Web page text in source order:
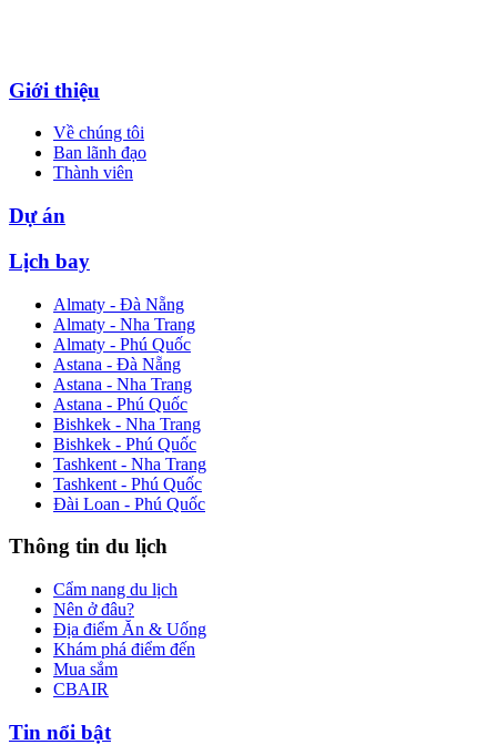
Giới thiệu
Về chúng tôi
Ban lãnh đạo
Thành viên
Dự án
Lịch bay
Almaty - Đà Nẵng
Almaty - Nha Trang
Almaty - Phú Quốc
Astana - Đà Nẵng
Astana - Nha Trang
Astana - Phú Quốc
Bishkek - Nha Trang
Bishkek - Phú Quốc
Tashkent - Nha Trang
Tashkent - Phú Quốc
Đài Loan - Phú Quốc
Thông tin du lịch
Cẩm nang du lịch
Nên ở đâu?
Địa điểm Ăn & Uống
Khám phá điểm đến
Mua sắm
CBAIR
Tin nổi bật